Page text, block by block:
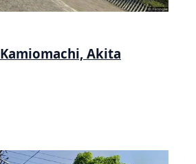
Akita